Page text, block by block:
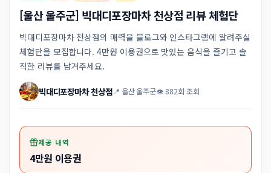
[울산 울주군] 빅대디포장마차 천상점 리뷰 체험단
빅대디포장마차 천상점의 매력을 블로그와 인스타그램에 알려주실
체험단을 모집합니다. 4만원 이용권으로 맛있는 음식을 즐기고 솔
직한 리뷰를 남겨주세요.
빅대디포장마차 천상점📍 울산 울주군👁 882회 조회
제공 내역
4만원 이용권